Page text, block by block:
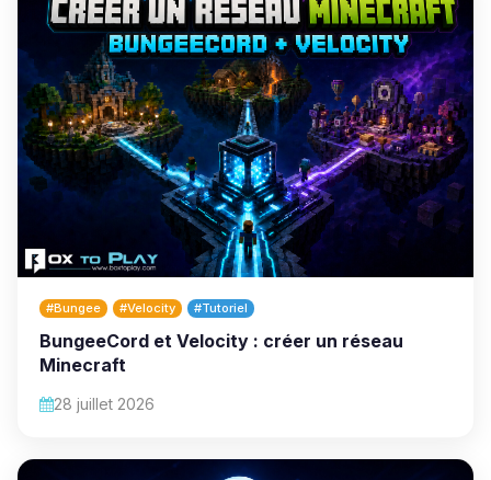
#Bungee #Velocity #Tutoriel
BungeeCord et Velocity : créer un réseau
Minecraft
28 juillet 2026